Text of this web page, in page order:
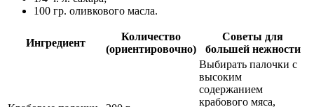
100 гр. оливкового масла.
Ингредиент
Количество
(ориентировочно)
Советы для
большей нежности
Выбирать палочки с
высоким
содержанием
крабового мяса,